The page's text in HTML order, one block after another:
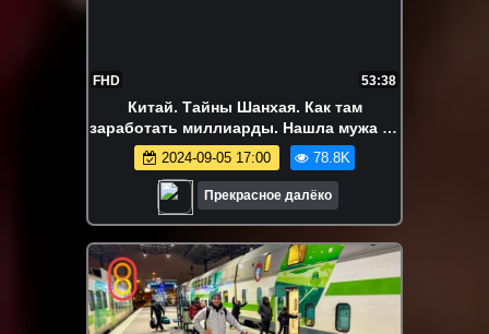
FHD 53:38
Китай. Тайны Шанхая. Как там
заработать миллиарды. Нашла мужа на
рынке невест
2024-09-05 17:00 78.8K
Прекрасное далёко